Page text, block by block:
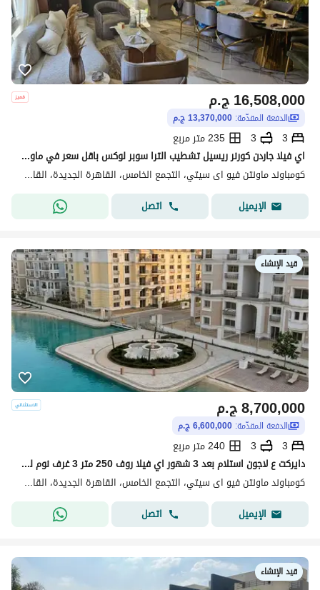
ج.م16,508,000
الدفعة المقدّمة: 13,370,000 ج.م
3
3
235 متر مربع
اي فيلا جاردن كورنر ريسيل تشطيب الترا سوبر لوكس باقل سعر في ماونتن فيو اي سيتي club park بتقسيمه مميزه جاهزه للسكن
كومباوند ماونتن فيو اى سيتي، التجمع الخامس، القاهرة الجديدة، القاهرة
الإيميل
اتصل
قيد الإنشاء
ج.م8,700,000
الدفعة المقدّمة: 6,600,000 ج.م
3
3
240 متر مربع
دايركت ع لاجون استلام بعد 3 شهور اي فيلا روف 250 متر 3 غرف نوم للبيع فى اميز لوكيشن فى كمبوند ماونتن فيو اي سيتي التجمع الخامس Mountain View Icity
كومباوند ماونتن فيو اى سيتي، التجمع الخامس، القاهرة الجديدة، القاهرة
الإيميل
اتصل
قيد الإنشاء